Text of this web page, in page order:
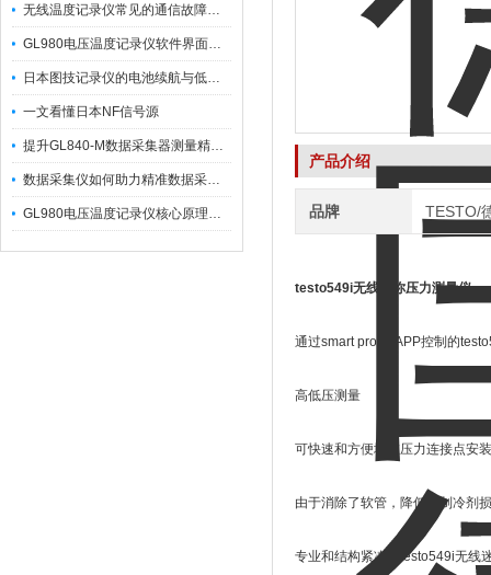
无线温度记录仪常见的通信故障诊断与排除指南
GL980电压温度记录仪软件界面功能与使用技巧
日本图技记录仪的电池续航与低功耗模式适用场景分析
一文看懂日本NF信号源
提升GL840-M数据采集器测量精度的操作秘籍
数据采集仪如何助力精准数据采集与分析？​
GL980电压温度记录仪核心原理及行业应用
产品介绍
品牌 TESTO/
testo549i无线迷你压力测量仪
通过smart probe APP控制的
高低压测量
可快速和方便地在压力连接点安装
由于消除了软管，降低了制冷剂
专业和结构紧凑的testo549i无线